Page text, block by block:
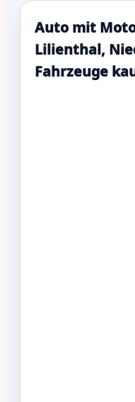
Auto mit
Lilienthal,
Fahrzeuge